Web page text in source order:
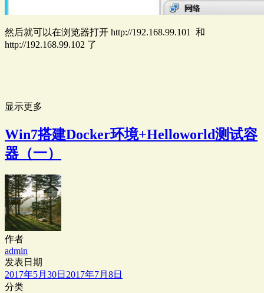
然后就可以在浏览器打开 http://192.168.99.101 和
http://192.168.99.102 了
显示更多
Win7搭建Docker环境+Helloworld测试容
器（一）
作者
admin
发表日期
2017年5月30日 2017年7月8日
分类